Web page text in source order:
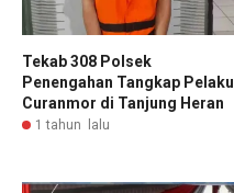
Tekab 308 Polsek
Penengahan Tangkap Pelaku
Curanmor di Tanjung Heran
1 tahun lalu